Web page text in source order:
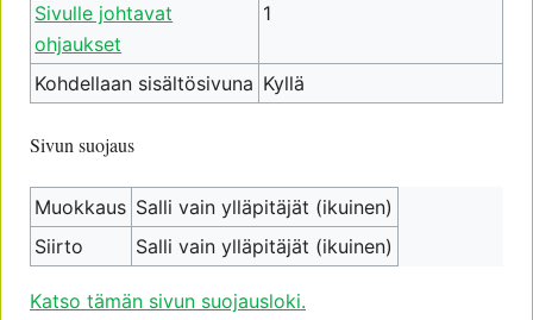
Sivulle johtavat
ohjaukset
1
Kohdellaan sisältösivuna Kyllä
Sivun suojaus
Muokkaus Salli vain ylläpitäjät (ikuinen)
Siirto
Salli vain ylläpitäjät (ikuinen)
Katso tämän sivun suojausloki.